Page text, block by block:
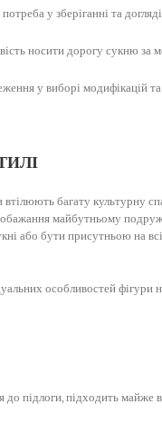
у зберіганні та догляді
носити дорогу сукню за
у виборі модифікацій та
втілюють багату
побажання майбутньому
або бути присутньою на
особливостей фігури
до підлоги, підходить майже